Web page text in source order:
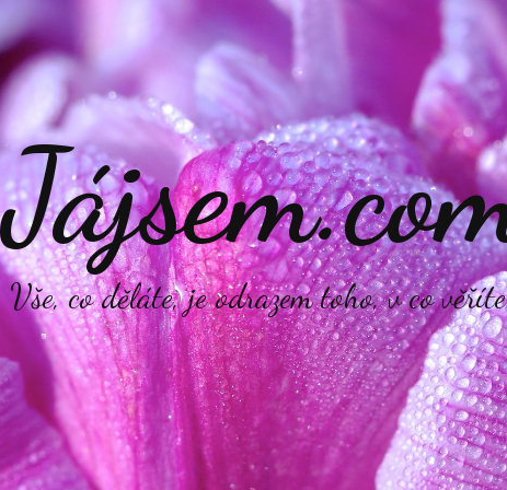
Vše, co děláte, je odrazem toho, v co